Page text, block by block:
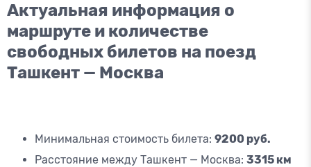
Актуальная информация о
маршруте и количестве
свободных билетов на поезд
Ташкент — Москва
Минимальная стоимость билета: 9200 руб.
Расстояние между Ташкент — Москва: 3315 км